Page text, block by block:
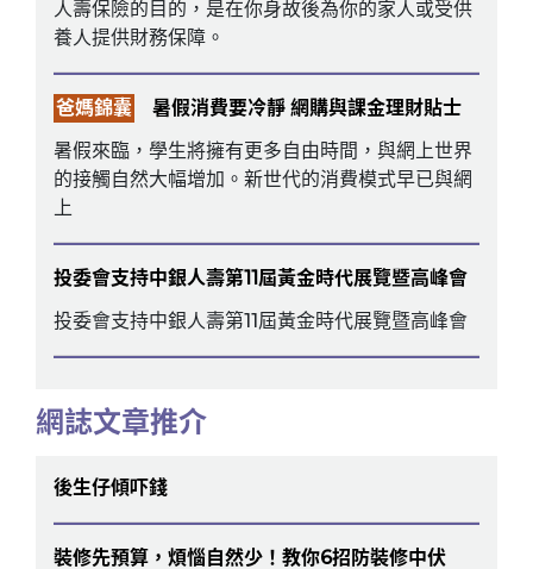
人壽保險的目的，是在你身故後為你的家人或受供
養人提供財務保障。
爸媽錦囊
暑假消費要冷靜 網購與課金理財貼士
暑假來臨，學生將擁有更多自由時間，與網上世界
的接觸自然大幅增加。新世代的消費模式早已與網
上
投委會支持中銀人壽第11屆黃金時代展覽暨高峰會
投委會支持中銀人壽第11屆黃金時代展覽暨高峰會
網誌文章推介
後生仔傾吓錢
裝修先預算，煩惱自然少！教你6招防裝修中伏